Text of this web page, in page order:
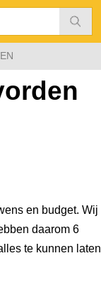
en budget. Wij
daarom 6
te kunnen laten